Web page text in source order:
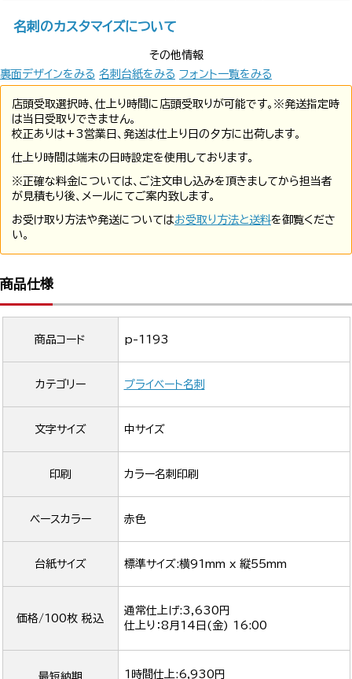
名刺のカスタマイズについて
その他情報
裏面デザインをみる 名刺台紙をみる フォント一覧をみる
店頭受取選択時、仕上り時間に店頭受取りが可能です。※発送指定時
は当日受取りできません。
校正ありは+3営業日、発送は仕上り日の夕方に出荷します。
仕上り時間は端末の日時設定を使用しております。
※正確な料金については、ご注文申し込みを頂きましてから担当者
が見積もり後、メールにてご案内致します。
お受け取り方法や発送についてはお受取り方法と送料を御覧くださ
い。
商品仕様
商品コード p-1193
カテゴリー プライベート名刺
文字サイズ 中サイズ
印刷 カラー名刺印刷
ベースカラー 赤色
台紙サイズ 標準サイズ:横91mm x 縦55mm
価格/100枚 税込
通常仕上げ:3,630円
仕上り：8月14日(金) 16:00
最短納期 1時間仕上:6,930円